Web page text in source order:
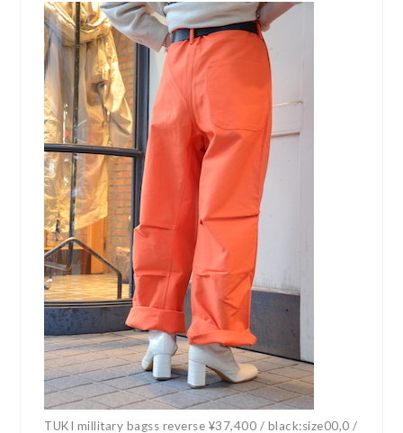
TUKI millitary bagss reverse ¥37,400 / black:size00,0 /